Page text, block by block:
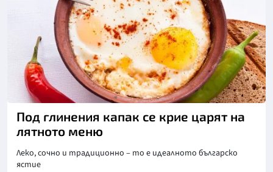
Под глинения капак се крие царят на
лятното меню
Леко, сочно и традиционно – то е идеалното българско
ястие